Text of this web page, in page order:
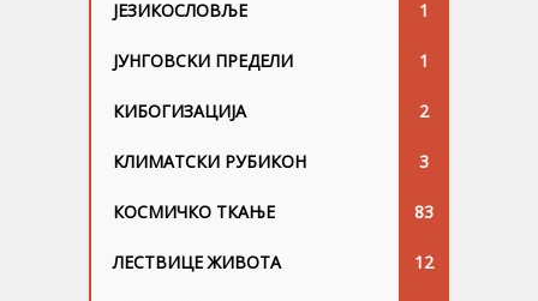
ЈЕЗИКОСЛОВЉЕ 1
ЈУНГОВСKИ ПРЕДЕЛИ 1
КИБОГИЗАЦИЈА 2
КЛИМАТСКИ РУБИКОН 3
КОСМИЧКО ТКАЊЕ 83
ЛЕСТВИЦЕ ЖИВОТА 12